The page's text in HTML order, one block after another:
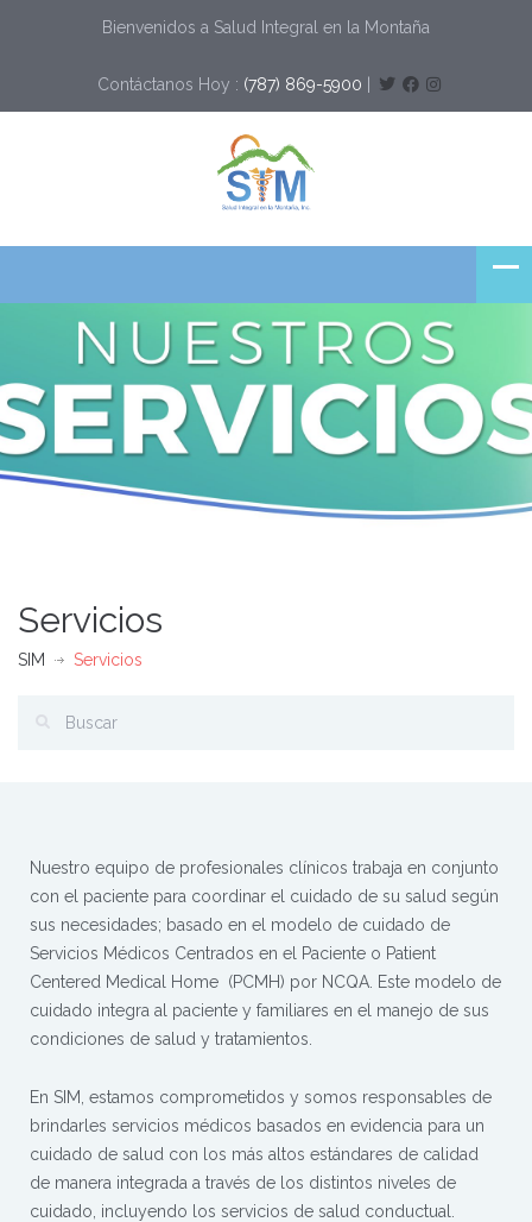
Bienvenidos a Salud Integral en la Montaña
Contáctanos Hoy : (787) 869-5900
Servicios
SIM Servicios
Nuestro equipo de profesionales clínicos trabaja en conjunto
con el paciente para coordinar el cuidado de su salud según
sus necesidades; basado en el modelo de cuidado de
Servicios Médicos Centrados en el Paciente o Patient
Centered Medical Home (PCMH) por NCQA. Este modelo de
cuidado integra al paciente y familiares en el manejo de sus
condiciones de salud y tratamientos.
En SIM, estamos comprometidos y somos responsables de
brindarles servicios médicos basados en evidencia para un
cuidado de salud con los más altos estándares de calidad
de manera integrada a través de los distintos niveles de
cuidado, incluyendo los servicios de salud conductual.